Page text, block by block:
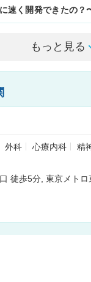
速く開発できたの
もっと見る
外科 心療内科
精
科
科
ョン科 放射線科
徒歩5分 東京メト